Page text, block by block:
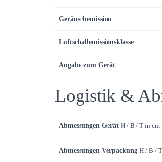
Geräuschemission
Luftschallemissionsklasse
Angabe zum Gerät
Logistik &
Abmessungen Gerät H / B / T in cm
Abmessungen Verpackung H / B /